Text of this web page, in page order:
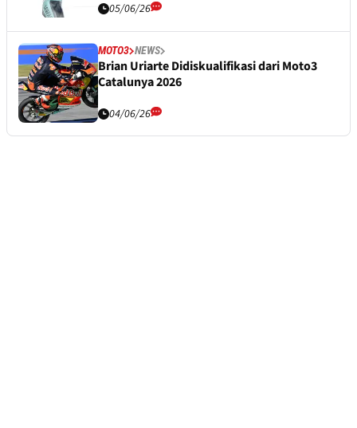
05/06/26
MOTO3 NEWS
Brian Uriarte Didiskualifikasi dari Moto3
Catalunya 2026
04/06/26